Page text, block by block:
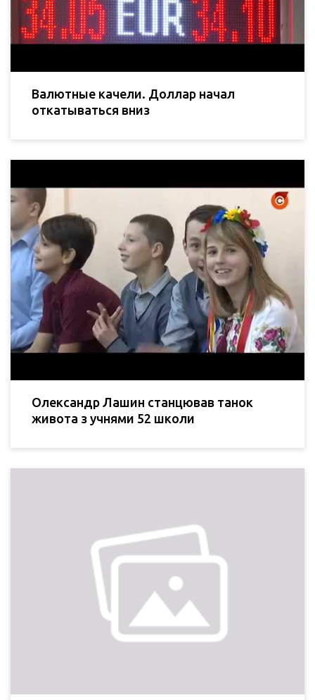
Валютные качели. Доллар начал
откатываться вниз
Олександр Лашин станцював танок
живота з учнями 52 школи